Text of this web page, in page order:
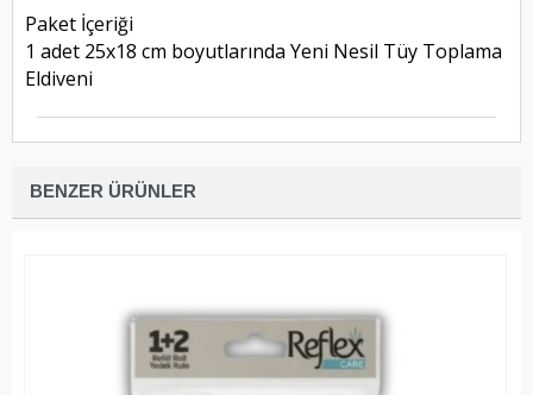
Paket İçeriği
1 adet 25x18 cm boyutlarında Yeni Nesil Tüy Toplama
Eldiveni
BENZER ÜRÜNLER